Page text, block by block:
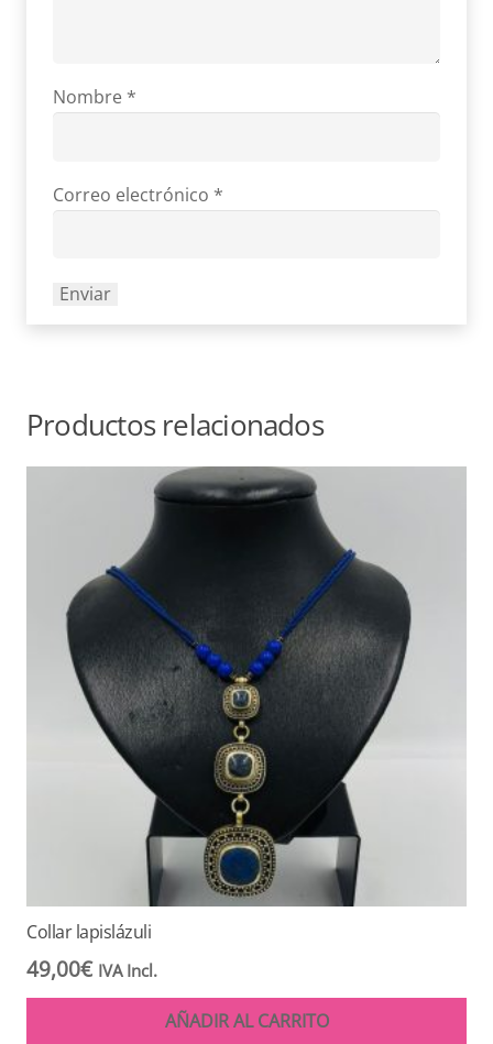
Nombre *
Correo electrónico *
Productos relacionados
Collar lapislázuli
49,00€ IVA Incl.
AÑADIR AL CARRITO